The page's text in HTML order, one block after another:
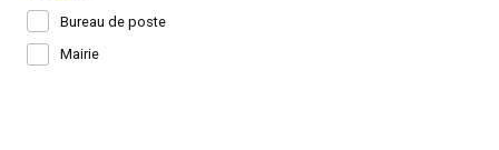
Bureau de poste
Mairie